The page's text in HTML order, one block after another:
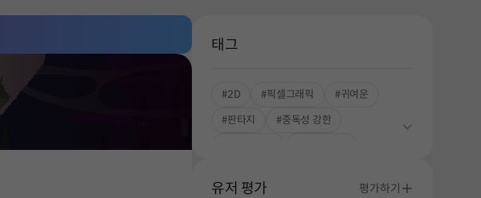
태그
#2D #픽셀그래픽
#귀여운
#판타지
#중독성 강한
유저 평가 평가하기